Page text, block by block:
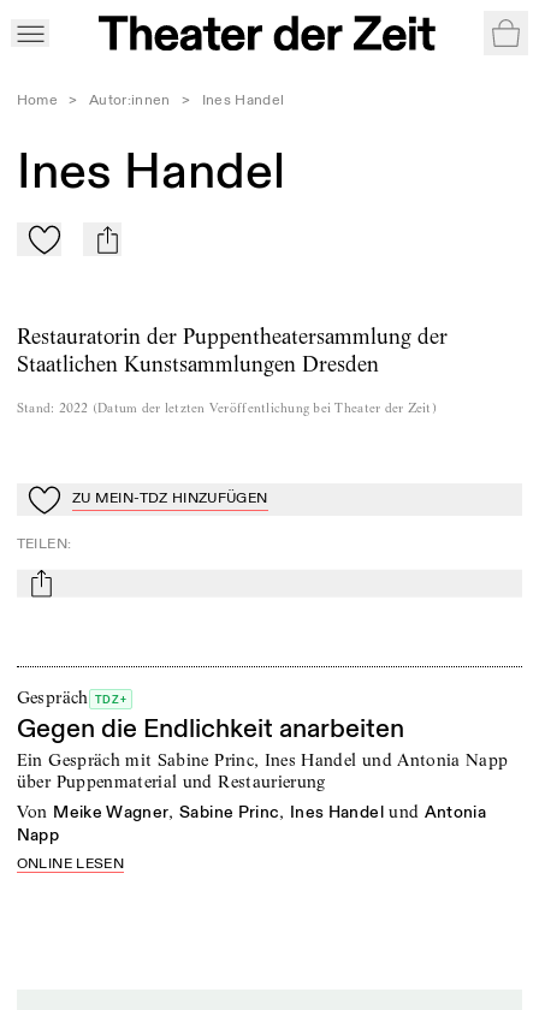
Home > Autor:innen > Ines Handel
Ines Handel
Zu Mein-TdZ hinzufügen
mail
Restauratorin der Puppentheatersammlung der
Staatlichen Kunstsammlungen Dresden
Stand: 2022 (Datum der letzten Veröffentlichung bei Theater der Zeit )
Zu Mein-TdZ hinzufügen
ZU MEIN-TDZ HINZUFÜGEN
TEILEN:
mail
Gespräch TDZ+
Gegen die Endlichkeit anarbeiten
Ein Gespräch mit Sabine Princ, Ines Handel und Antonia Napp
über Puppenmaterial und Restaurierung
von Meike Wagner,Sabine Princ, Ines Handel und Antonia
Napp
ONLINE LESEN